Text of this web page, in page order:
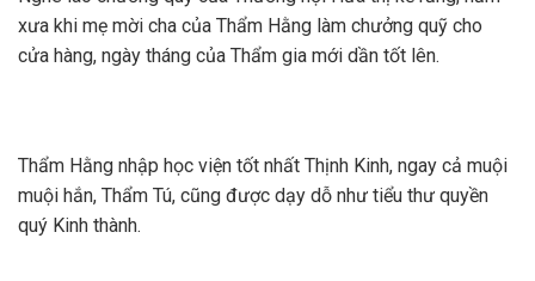
xưa khi mẹ mời cha của Thẩm Hằng làm chưởng quỹ cho
cửa hàng, ngày tháng của Thẩm gia mới dần tốt lên.
Thẩm Hằng nhập học viện tốt nhất Thịnh Kinh, ngay cả muội
muội hắn, Thẩm Tú, cũng được dạy dỗ như tiểu thư quyền
quý Kinh thành.